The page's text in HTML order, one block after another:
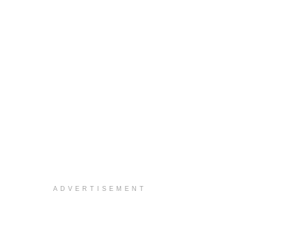
ADVERTISEMENT